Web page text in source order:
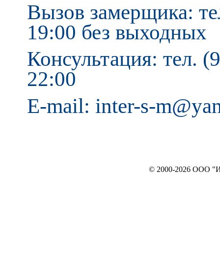
Вызов замерщика:
19:00 без выходных
Консультация: тел.
22:00
E-mail: inter-s-
© 2000-2026 ООО "ИНТЕРЬЕР`c"